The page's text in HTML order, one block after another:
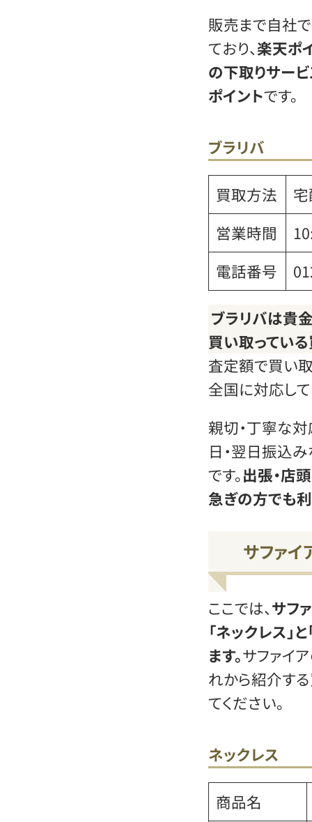
販売まで自社
ており、楽天ポ
の下取りサー
ポイントです。
ブラリバ
買取方法
営業時間
電話番号
ブラリバは貴
買い取っている
査定額で買い
全国に対応して
親切・丁寧な
日・翌日振込
です。出張・店
急ぎの方でも利
サファ
ここでは、サフ
「ネックレス」
ます。サファイ
れから紹介す
てください。
ネックレス
商品名